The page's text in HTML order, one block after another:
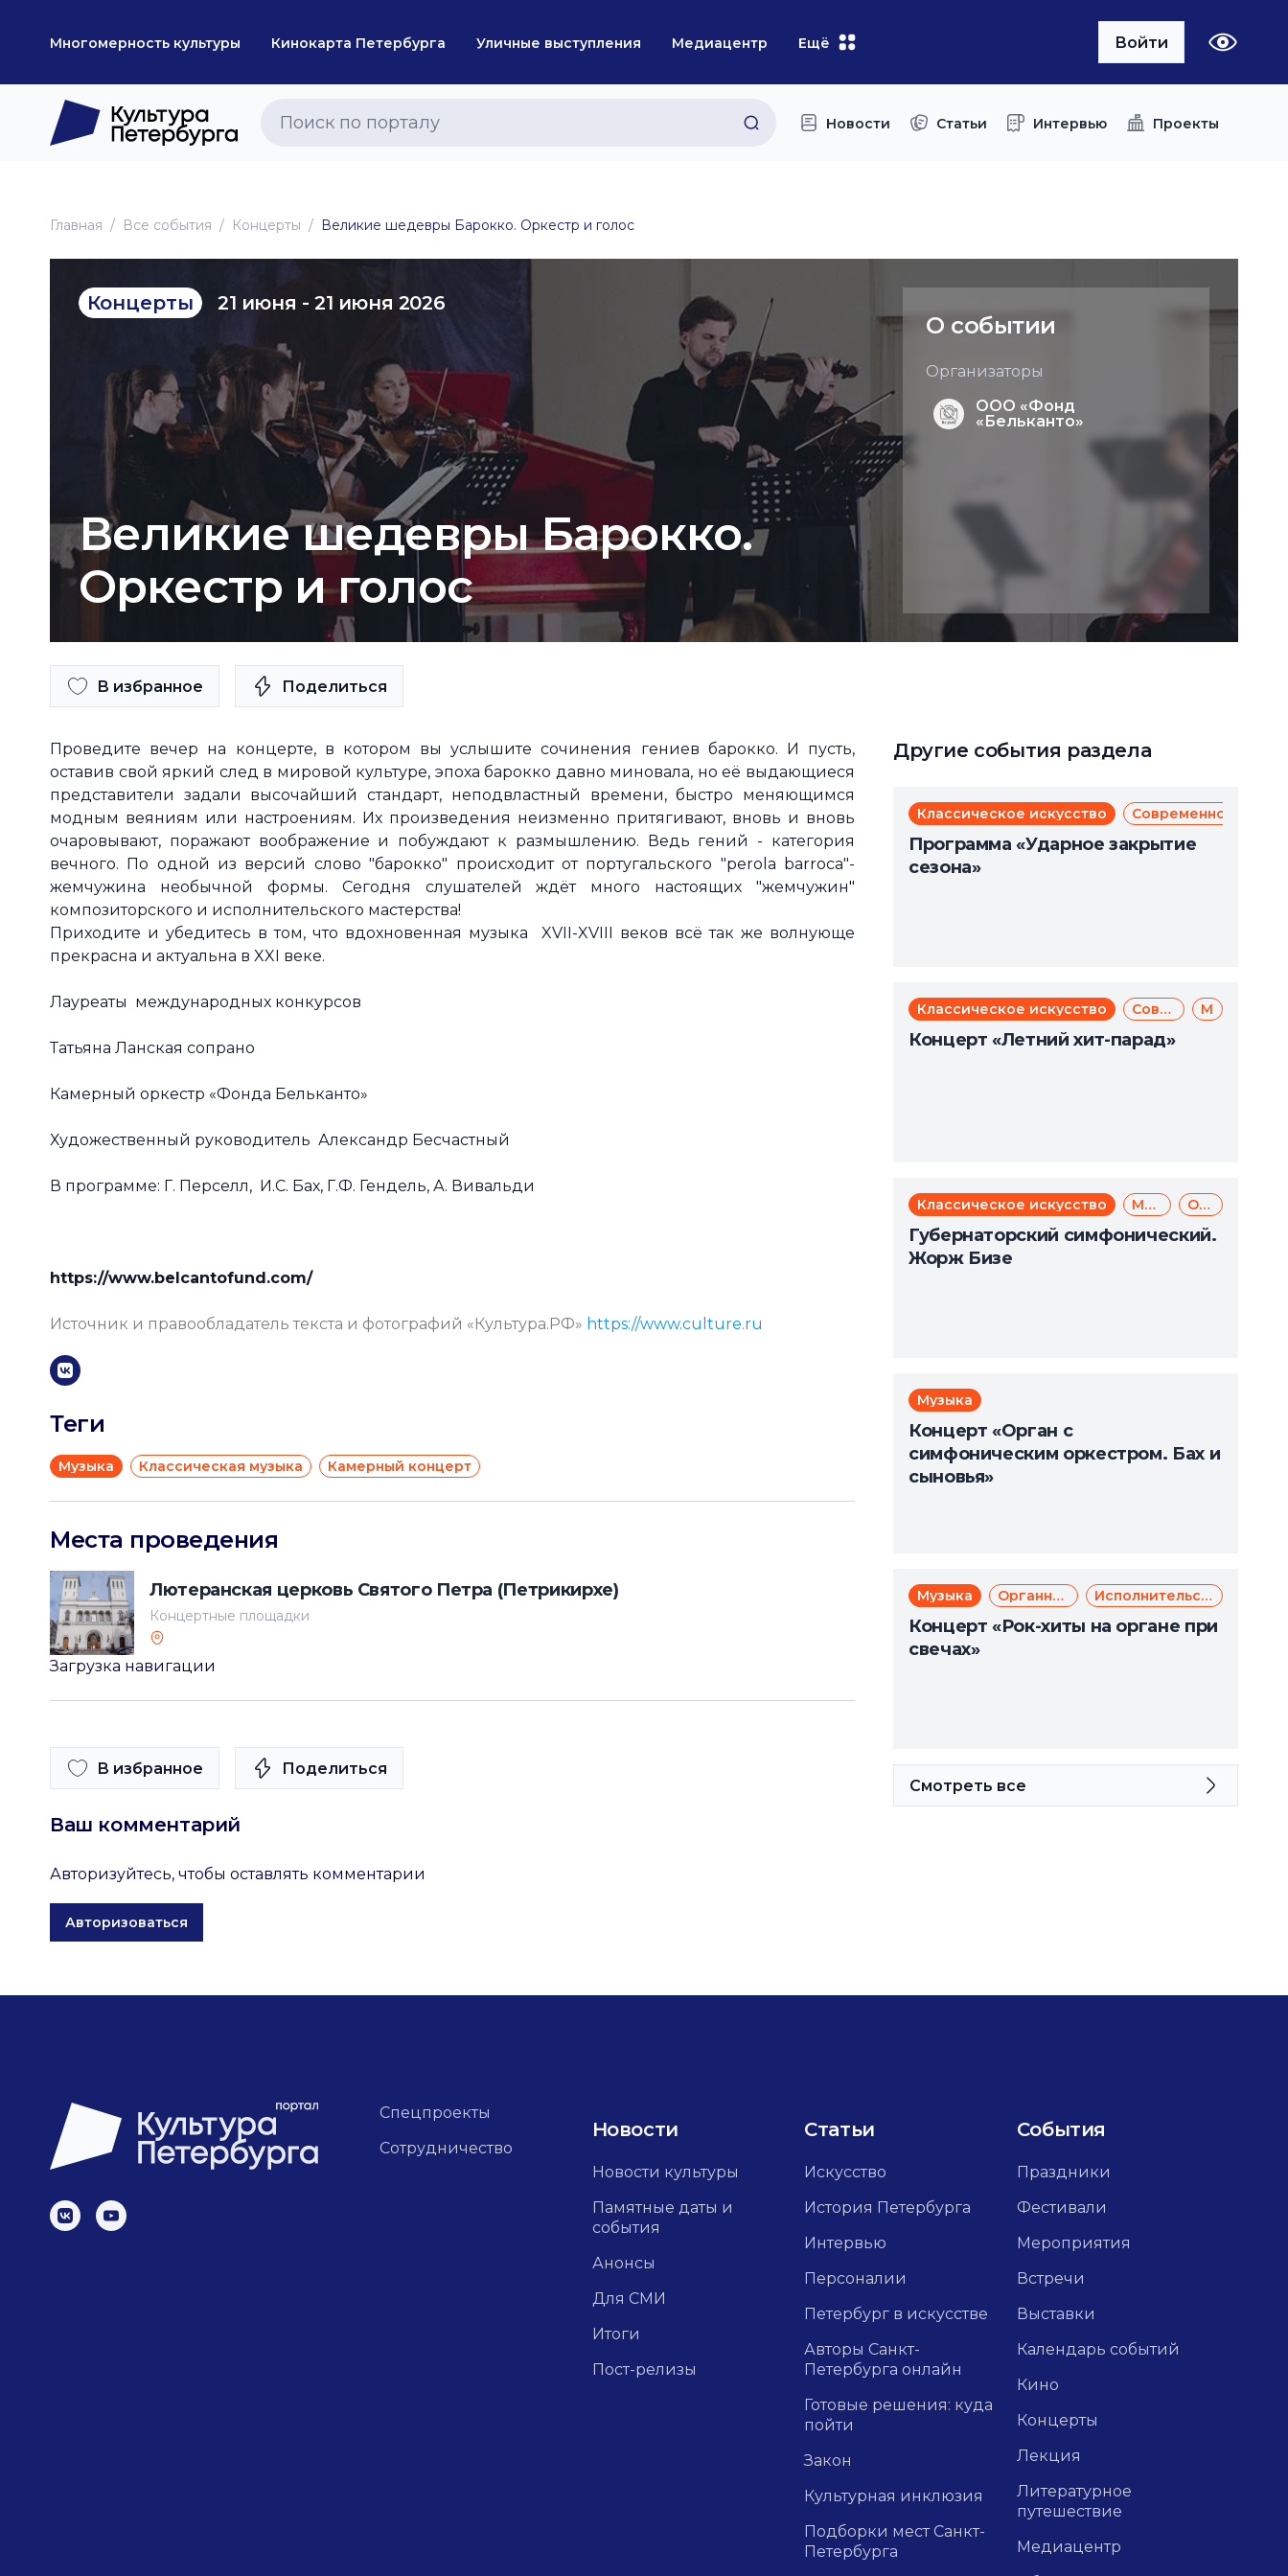
Многомерность культуры Кинокарта Петербурга Уличные выступления Медиацентр Ещё Войти
Новости Статьи Интервью Проекты
Главная Все события Концерты Великие шедевры Барокко. Оркестр и голос
Концерты 21 июня - 21 июня 2026
Великие шедевры Барокко.
Оркестр и голос
О событии
Организаторы
ООО «Фонд
«Бельканто»
В избранное Поделиться
Проведите вечер на концерте, в котором вы услышите сочинения гениев барокко. И пусть,
оставив свой яркий след в мировой культуре, эпоха барокко давно миновала, но её выдающиеся
представители задали высочайший стандарт, неподвластный времени, быстро меняющимся
модным веяниям или настроениям. Их произведения неизменно притягивают, вновь и вновь
очаровывают, поражают воображение и побуждают к размышлению. Ведь гений - категория
вечного. По одной из версий слово "барокко" происходит от португальского "perola barroca"-
жемчужина необычной формы. Сегодня слушателей ждёт много настоящих "жемчужин"
композиторского и исполнительского мастерства!
Приходите и убедитесь в том, что вдохновенная музыка XVII-XVIII веков всё так же волнующе
прекрасна и актуальна в XXI веке.
Лауреаты международных конкурсов
Татьяна Ланская сопрано
Камерный оркестр «Фонда Бельканто»
Художественный руководитель Александр Бесчастный
В программе: Г. Перселл, И.С. Бах, Г.Ф. Гендель, А. Вивальди
https://www.belcantofund.com/
Источник и правообладатель текста и фотографий «Культура.РФ» https://www.culture.ru
Теги
Музыка Классическая музыка Камерный концерт
Места проведения
Лютеранская церковь Святого Петра (Петрикирхе)
Концертные площадки
Загрузка навигации
В избранное Поделиться
Ваш комментарий
Авторизуйтесь, чтобы оставлять комментарии
Авторизоваться
Другие события раздела
Классическое искусство Современное
Программа «Ударное закрытие
сезона»
Классическое искусство Современное искусство Музыка
Концерт «Летний хит-парад»
Классическое искусство Музыка Опера
Губернаторский симфонический.
Жорж Бизе
Музыка
Концерт «Орган с
симфоническим оркестром. Бах и
сыновья»
Музыка Органная музыка Исполнительское искусство
Концерт «Рок-хиты на органе при
свечах»
Смотреть все
Спецпроекты
Сотрудничество
Новости
Новости культуры
Памятные даты и
события
Анонсы
Для СМИ
Итоги
Пост-релизы
Статьи
Искусство
История Петербурга
Интервью
Персоналии
Петербург в искусстве
Авторы Санкт-
Петербурга онлайн
Готовые решения: куда
пойти
Закон
Культурная инклюзия
Подборки мест Санкт-
Петербурга
События
Праздники
Фестивали
Мероприятия
Встречи
Выставки
Календарь событий
Кино
Концерты
Лекция
Литературное
путешествие
Медиацентр